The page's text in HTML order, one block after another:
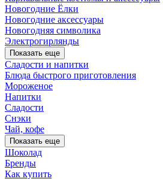
Новогодние Ёлки
Новогодние аксессуары
Новогодняя символика
Электрогирлянды
Показать еще
Сладости и напитки
Блюда быстрого приготовления
Мороженое
Напитки
Сладости
Снэки
Чай, кофе
Показать еще
Шоколад
Бренды
Как купить